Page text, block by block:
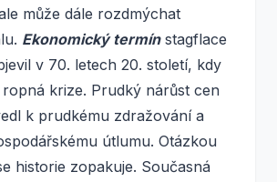
může dále rozdmýchat
Ekonomický termínstagflace
v 70. letech 20. století, kdy
krize. Prudký nárůst cen
k prudkému zdražování a
útlumu. Otázkou
historie zopakuje. Současná